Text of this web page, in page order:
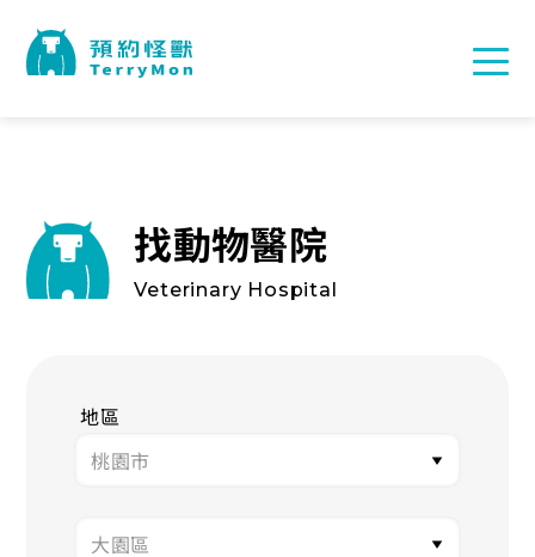
找動物醫院
Veterinary Hospital
地區